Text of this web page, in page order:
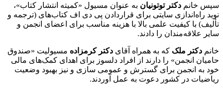
سپس خانم دکتر توتونیان به عنوان مسیول «کمیته انتشار کتاب»،
نوید راه‌اندازی سایتی برای قراردادن پی دی اف کتاب‌های (ترجمه و
تألیف) با کیفیت علمی بالا با هزینه مناسب برای اعضای انجمن و
سایر علاقه‌مندان را دادند.
خانم دکتر ملک که به همراه آقای دکتر کرمزاده مسیولیت «صندوق
حامیان انجمن» را دارند از افراد دلسوز برای اهدای کمک‌های مالی
خود به انجمن برای گسترش و عمومی سازی و نیز بهبود وضعیت
ریاضیات در کشور دعوت به عمل آوردند.